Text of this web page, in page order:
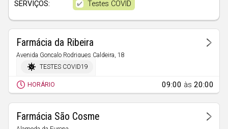
Lisboa
Portalegre
Porto
Santarém
Setúbal
Viana do Castelo
27
22
313
29
SERVIÇOS: Testes COVID
Farmácia da Ribeira
Avenida Gonçalo Rodrigues Caldeira, 18
Sertã
TESTES COVID19
HORÁRIO 09:00 às20:00
Farmácia São Cosme